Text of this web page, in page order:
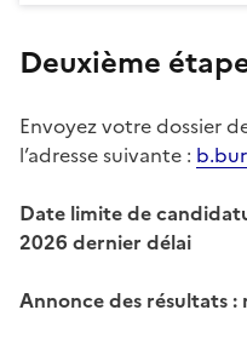
Deuxième
Envoyez votre dossier
l’adresse suivante :
Date limite de
2026 dernier délai
Annonce des résultats :